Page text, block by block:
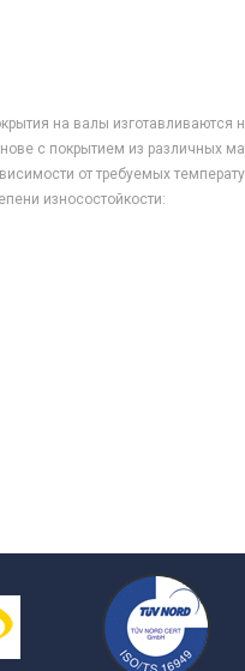
на валы изготавливаются
с покрытием из различных
от требуемых
износостойкости: